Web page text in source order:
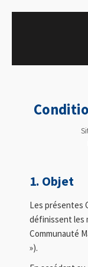
Passer
1. Objet
Les présentes
définissent les
Communauté
»).